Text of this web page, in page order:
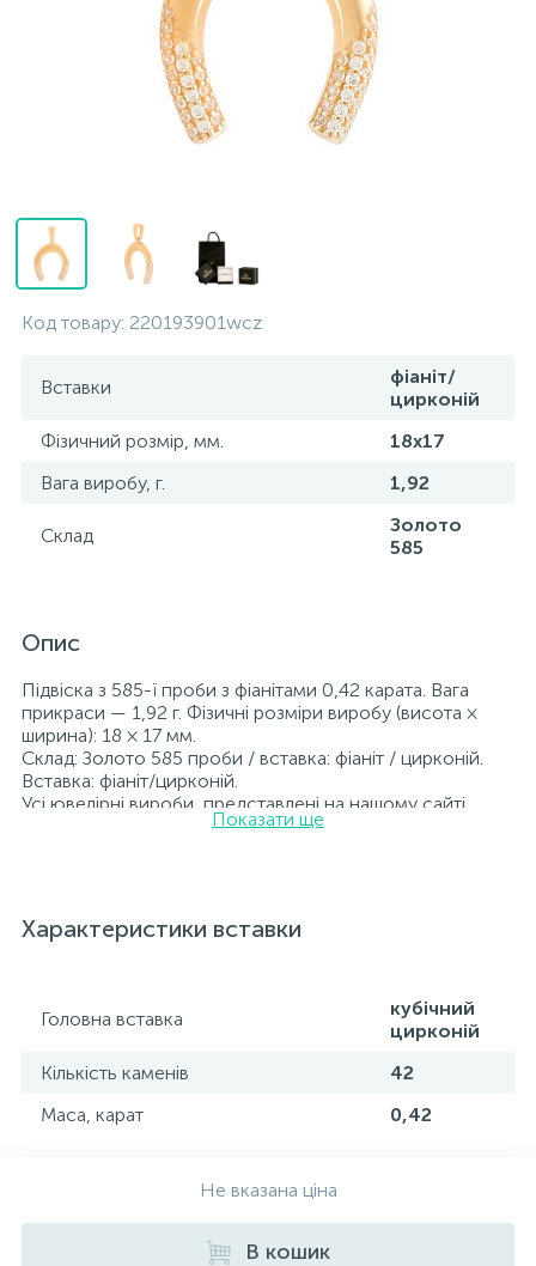
Код товару: 220193901wcz
Вставки
фіаніт/
цирконій
Фізичний розмір, мм.
18x17
Вага виробу, г.
1,92
Склад
Золото
585
Опис
Підвіска з 585-ї проби з фіанітами 0,42 карата. Вага
прикраси — 1,92 г. Фізичні розміри виробу (висота ×
ширина): 18 × 17 мм.
Склад: Золото 585 проби / вставка: фіаніт / цирконій.
Вставка: фіаніт/цирконій.
Усі ювелірні вироби, представлені на нашому сайті,
пройшли внутрішній контроль якості, а також перевірку
усіх параметрів.*Кольори виробів на сайті можуть дещо
відрізнятися від реальних через особливості передачі
Показати ще
Характеристики вставки
Головна вставка
кубічний
цирконій
Кількість каменів
42
Маса, карат
0,42
Не вказана ціна
В кошик
Срібні кольє
Срібні ланцюжки
Срібні сувеніри
Золоті сережки